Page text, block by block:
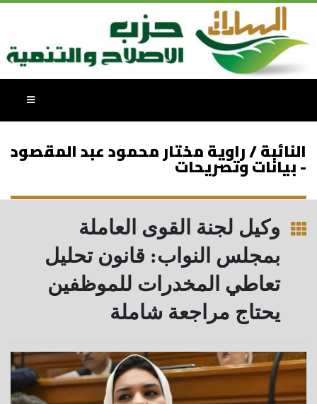
النائبة / راوية مختار محمود عبد المقصود
- بيانات وتصريحات
وكيل لجنة القوى العاملة
بمجلس النواب: قانون تحليل
تعاطي المخدرات للموظفين
يحتاج مراجعة شاملة